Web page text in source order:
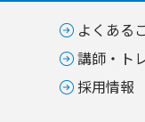
よくある
講師・ト
採用情報